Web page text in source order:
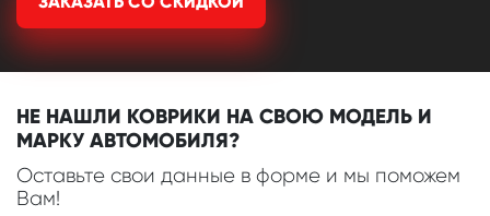
НЕ НАШЛИ КОВРИКИ НА СВОЮ МОДЕЛЬ И
МАРКУ АВТОМОБИЛЯ?
Оставьте свои данные в форме и мы поможем
Вам!